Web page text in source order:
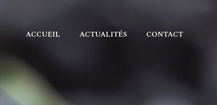
ACCUEIL ACTUALITÉS CONTACT